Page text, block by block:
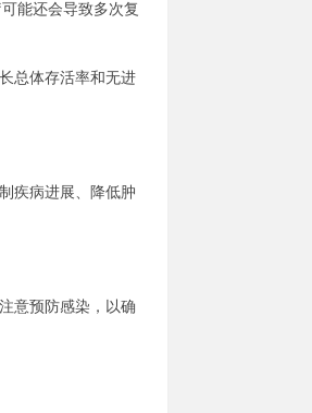
能还会导致多次复
总体存活率和无进
疾病进展、降低肿
意预防感染，以确